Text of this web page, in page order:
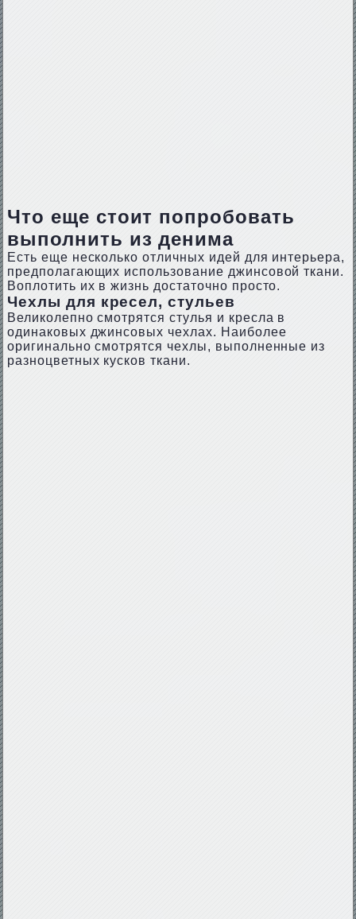
Что еще стоит попробовать
выполнить из денима
Есть еще несколько отличных идей для интерьера,
предполагающих использование джинсовой ткани.
Воплотить их в жизнь достаточно просто.
Чехлы для кресел, стульев
Великолепно смотрятся стулья и кресла в
одинаковых джинсовых чехлах. Наиболее
оригинально смотрятся чехлы, выполненные из
разноцветных кусков ткани.